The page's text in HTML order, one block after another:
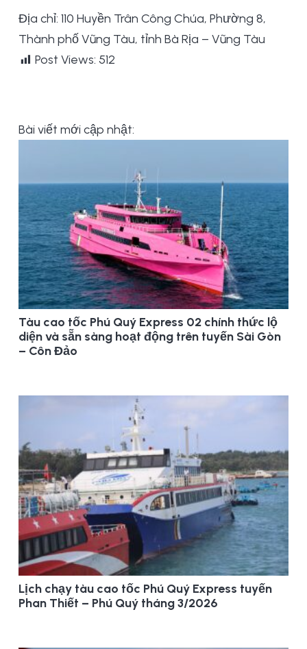
Địa chỉ: 110 Huyền Trân Công Chúa, Phường 8,
Thành phố Vũng Tàu, tỉnh Bà Rịa – Vũng Tàu
Post Views: 512
Bài viết mới cập nhật:
Tàu cao tốc Phú Quý Express 02 chính thức lộ
diện và sẵn sàng hoạt động trên tuyến Sài Gòn
– Côn Đảo
Lịch chạy tàu cao tốc Phú Quý Express tuyến
Phan Thiết – Phú Quý tháng 3/2026